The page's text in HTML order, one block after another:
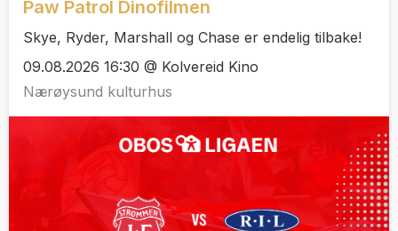
Paw Patrol Dinofilmen
Skye, Ryder, Marshall og Chase er endelig tilbake!
09.08.2026 16:30 @ Kolvereid Kino
Nærøysund kulturhus